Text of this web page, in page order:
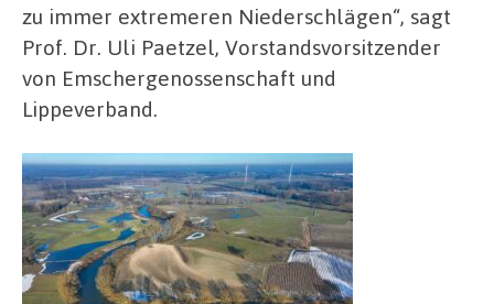
zu immer extremeren Niederschlägen“, sagt
Prof. Dr. Uli Paetzel, Vorstandsvorsitzender
von Emschergenossenschaft und
Lippeverband.